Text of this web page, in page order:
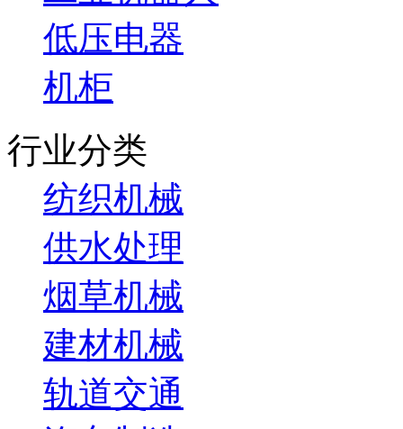
低压电器
机柜
行业分类
纺织机械
供水处理
烟草机械
建材机械
轨道交通